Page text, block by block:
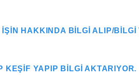
HAKKINDA BILGI ALIP/BILGI
KEŞIF YAPIP BILGI AKTARIYOR.